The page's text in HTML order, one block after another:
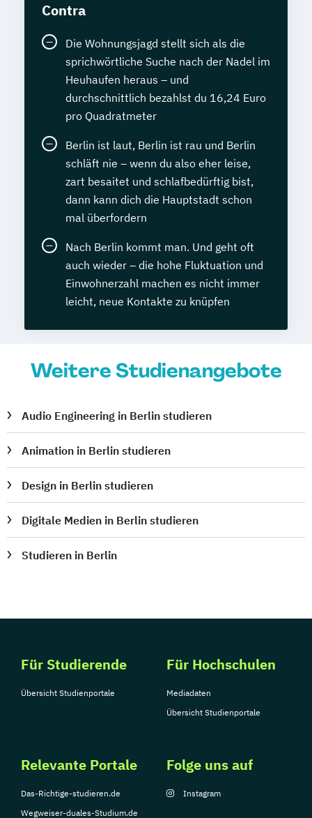
Contra
Die Wohnungsjagd stellt sich als die
sprichwörtliche Suche nach der Nadel im
Heuhaufen heraus – und
durchschnittlich bezahlst du 16,24 Euro
pro Quadratmeter
Berlin ist laut, Berlin ist rau und Berlin
schläft nie – wenn du also eher leise,
zart besaitet und schlafbedürftig bist,
dann kann dich die Hauptstadt schon
mal überfordern
Nach Berlin kommt man. Und geht oft
auch wieder – die hohe Fluktuation und
Einwohnerzahl machen es nicht immer
leicht, neue Kontakte zu knüpfen
Weitere Studienangebote
Audio Engineering in Berlin studieren
Animation in Berlin studieren
Design in Berlin studieren
Digitale Medien in Berlin studieren
Studieren in Berlin
Für Studierende
Übersicht Studienportale
Für Hochschulen
Mediadaten
Übersicht Studienportale
Relevante Portale
Das-Richtige-studieren.de
Wegweiser-duales-Studium.de
Folge uns auf
Instagram